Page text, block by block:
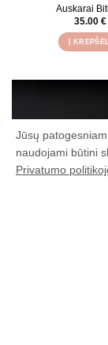
Auskarai
35.00 €
Į KREPŠELĮ
Jūsų
naudojami būtini
Privatumo